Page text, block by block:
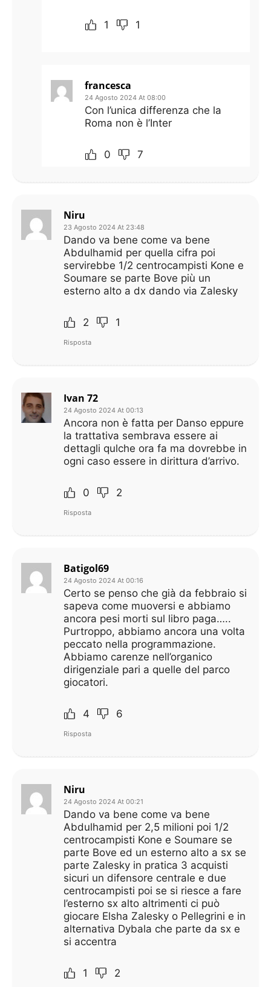
1 1
francesca
24 Agosto 2024 At 08:00
Con l’unica differenza che la
Roma non è l’Inter
0 7
Niru
23 Agosto 2024 At 23:48
Dando va bene come va bene
Abdulhamid per quella cifra poi
servirebbe 1/2 centrocampisti Kone e
Soumare se parte Bove più un
esterno alto a dx dando via Zalesky
2 1
Risposta
Ivan 72
24 Agosto 2024 At 00:13
Ancora non è fatta per Danso eppure
la trattativa sembrava essere ai
dettagli qulche ora fa ma dovrebbe in
ogni caso essere in dirittura d’arrivo.
0 2
Risposta
Batigol69
24 Agosto 2024 At 00:16
Certo se penso che già da febbraio si
sapeva come muoversi e abbiamo
ancora pesi morti sul libro paga…..
Purtroppo, abbiamo ancora una volta
peccato nella programmazione.
Abbiamo carenze nell’organico
dirigenziale pari a quelle del parco
giocatori.
4 6
Risposta
Niru
24 Agosto 2024 At 00:21
Dando va bene come va bene
Abdulhamid per 2,5 milioni poi 1/2
centrocampisti Kone e Soumare se
parte Bove ed un esterno alto a sx se
parte Zalesky in pratica 3 acquisti
sicuri un difensore centrale e due
centrocampisti poi se si riesce a fare
l’esterno sx alto altrimenti ci può
giocare Elsha Zalesky o Pellegrini e in
alternativa Dybala che parte da sx e
si accentra
1 2